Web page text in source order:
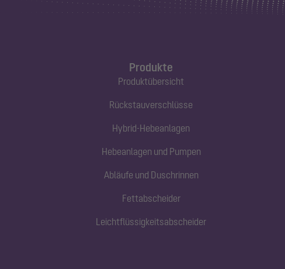
Produkte
Produktübersicht
Rückstauverschlüsse
Hybrid-Hebeanlagen
Hebeanlagen und Pumpen
Abläufe und Duschrinnen
Fettabscheider
Leichtflüssigkeitsabscheider